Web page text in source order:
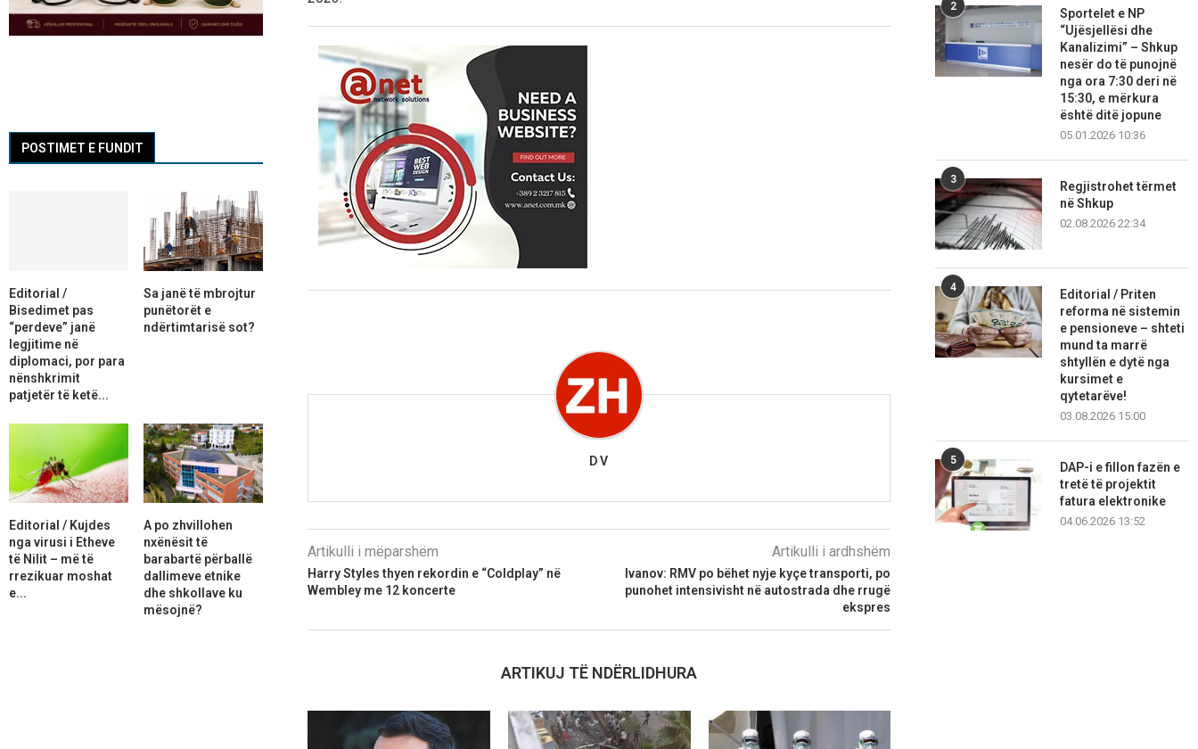
D V
Artikulli i mëparshëm
Harry Styles thyen rekordin e “Coldplay” në
Wembley me 12 koncerte
Artikulli i ardhshëm
Ivanov: RMV po bëhet nyje kyçe transporti, po
punohet intensivisht në autostrada dhe rrugë
ekspres
ARTIKUJ TË NDËRLIDHURA
2
Sportelet e NP
“Ujësjellësi dhe
Kanalizimi” – Shkup
nesër do të punojnë
nga ora 7:30 deri në
15:30, e mërkura
është ditë jopune
05.01.2026 10:36
3
Regjistrohet tërmet
në Shkup
02.08.2026 22:34
4
Editorial / Priten
reforma në sistemin
e pensioneve – shteti
mund ta marrë
shtyllën e dytë nga
kursimet e
qytetarëve!
03.08.2026 15:00
5
DAP-i e fillon fazën e
tretë të projektit
fatura elektronike
04.06.2026 13:52
POSTIMET E FUNDIT
Editorial /
Bisedimet pas
“perdeve” janë
legjitime në
diplomaci, por para
nënshkrimit
patjetër të ketë...
Sa janë të mbrojtur
punëtorët e
ndërtimtarisë sot?
Editorial / Kujdes
nga virusi i Etheve
të Nilit – më të
rrezikuar moshat
e...
A po zhvillohen
nxënësit të
barabartë përballë
dallimeve etnike
dhe shkollave ku
mësojnë?